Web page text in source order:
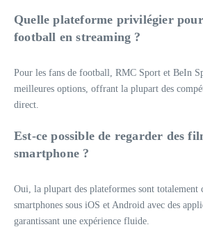
Quelle plateforme privilégier
football en streaming ?
Pour les fans de football, RMC Sport et BeIn
meilleures options, offrant la plupart des
direct.
Est-ce possible de regarder des
smartphone ?
Oui, la plupart des plateformes sont totalement
smartphones sous iOS et Android avec des
garantissant une expérience fluide.